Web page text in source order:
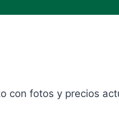
con fotos y precios